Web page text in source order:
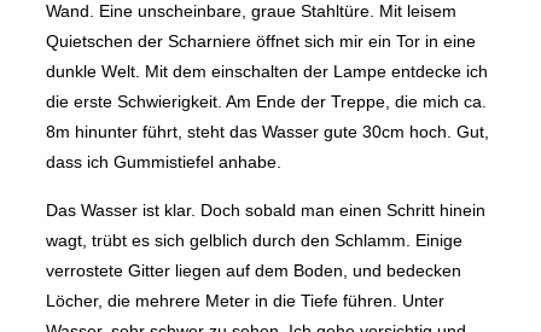
Wand. Eine unscheinbare, graue Stahltüre. Mit leisem
Quietschen der Scharniere öffnet sich mir ein Tor in eine
dunkle Welt. Mit dem einschalten der Lampe entdecke ich
die erste Schwierigkeit. Am Ende der Treppe, die mich ca.
8m hinunter führt, steht das Wasser gute 30cm hoch. Gut,
dass ich Gummistiefel anhabe.
Das Wasser ist klar. Doch sobald man einen Schritt hinein
wagt, trübt es sich gelblich durch den Schlamm. Einige
verrostete Gitter liegen auf dem Boden, und bedecken
Löcher, die mehrere Meter in die Tiefe führen. Unter